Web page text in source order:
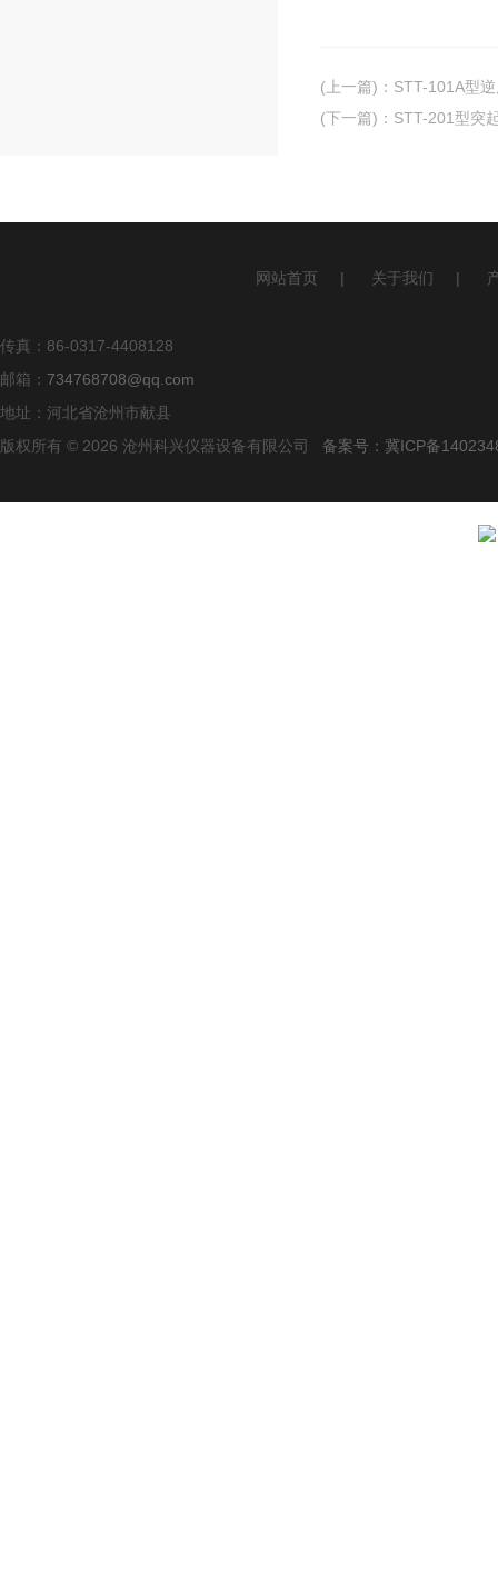
(上一篇) ： STT-101A型
(下一篇) ： STT-201型突
网站首页 | 关于我们 |
传真：86-0317-4408128
邮箱： 734768708@qq.com
地址：河北省沧州市献县
版权所有 © 2026 沧州科兴仪器设备有限公司 备案号：冀ICP备